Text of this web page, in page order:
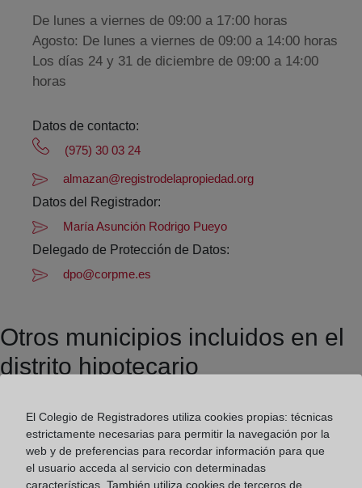
De lunes a viernes de 09:00 a 17:00 horas
Agosto: De lunes a viernes de 09:00 a 14:00 horas
Los días 24 y 31 de diciembre de 09:00 a 14:00
horas
Datos de contacto:
(975) 30 03 24
almazan@registrodelapropiedad.org
Datos del Registrador:
María Asunción Rodrigo Pueyo
Delegado de Protección de Datos:
dpo@corpme.es
Otros municipios incluidos en el
distrito hipotecario
Adradas
Alcubilla De Las Peñas
Alentisque
El Colegio de Registradores utiliza cookies propias: técnicas
estrictamente necesarias para permitir la navegación por la
web y de preferencias para recordar información para que
el usuario acceda al servicio con determinadas
características. También utiliza cookies de terceros de